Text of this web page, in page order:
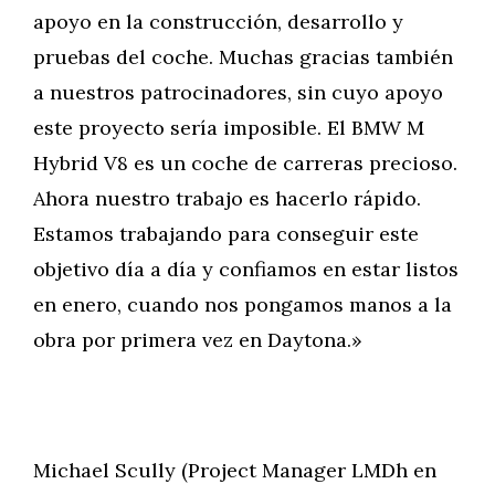
apoyo en la construcción, desarrollo y
pruebas del coche. Muchas gracias también
a nuestros patrocinadores, sin cuyo apoyo
este proyecto sería imposible. El BMW M
Hybrid V8 es un coche de carreras precioso.
Ahora nuestro trabajo es hacerlo rápido.
Estamos trabajando para conseguir este
objetivo día a día y confiamos en estar listos
en enero, cuando nos pongamos manos a la
obra por primera vez en Daytona.»
Michael Scully (Project Manager LMDh en